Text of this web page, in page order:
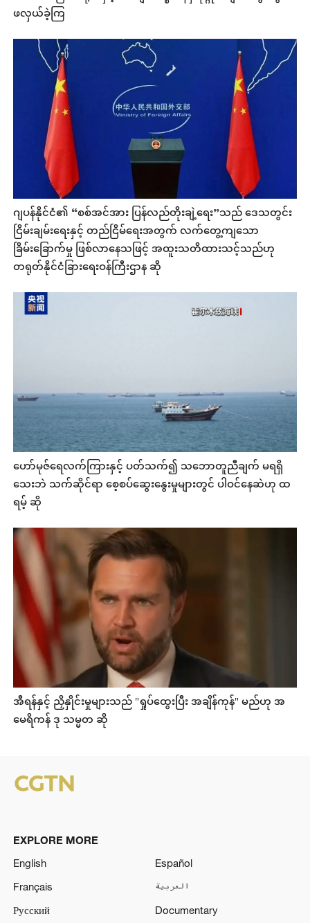
ဖလှယ်ခဲ့ကြ
ဂျပန်နိုင်ငံ၏ “စစ်အင်အား ပြန်လည်တိုးချဲ့ရေး”သည် ဒေသတွင်း
ငြိမ်းချမ်းရေးနှင့် တည်ငြိမ်ရေးအတွက် လက်တွေ့ကျသော
ခြိမ်းခြောက်မှု ဖြစ်လာနေသဖြင့် အထူးသတိထားသင့်သည်ဟု
တရုတ်နိုင်ငံခြားရေးဝန်ကြီးဌာန ဆို
ဟော်မုဇ်ရေလက်ကြားနှင့် ပတ်သက်၍ သဘောတူညီချက် မရရှိ
သေးဘဲ သက်ဆိုင်ရာ စေ့စပ်ဆွေးနွေးမှုများတွင် ပါဝင်နေဆဲဟု ထ
ရမ့် ဆို
အီရန်နှင့် ညှိနှိုင်းမှုများသည် "ရှုပ်ထွေးပြီး အချိန်ကုန်" မည်ဟု အ
မေရိကန် ဒု သမ္မတ ဆို
EXPLORE MORE
English
Español
Français
العربية
Русский
Documentary